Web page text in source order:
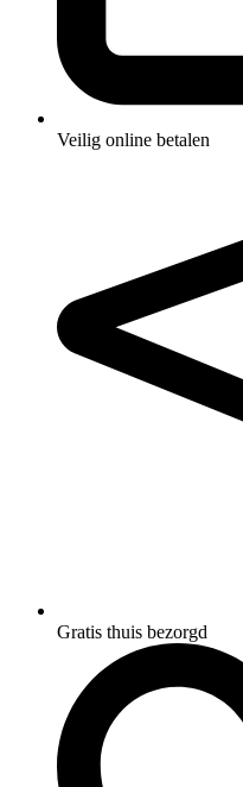
Veilig online betalen
Gratis thuis bezorgd